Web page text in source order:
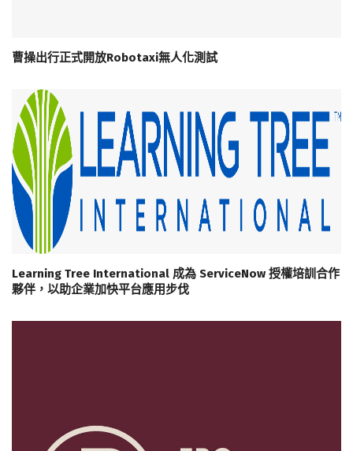
曹操出行正式開放Robotaxi無人化測試
Learning Tree International 成為 ServiceNow 授權培訓合作
夥伴，以助企業加快平台應用步伐